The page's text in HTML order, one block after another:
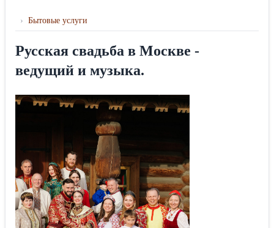
› Бытовые услуги
Русская свадьба в Москве -
ведущий и музыка.